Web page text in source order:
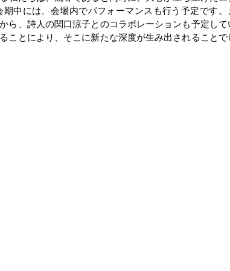
中には、会場内でパフォーマンスも行う予定です。
ら、詩人の関口涼子とのコラボレーションも予定して
ことにより、そこに新たな深度が生み出されることで